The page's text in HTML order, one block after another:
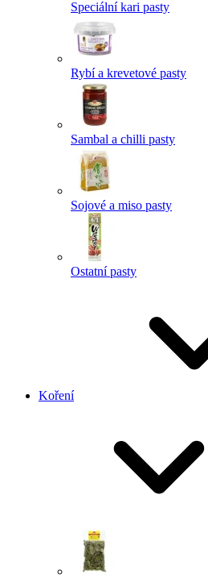
Speciální kari pasty
Rybí a krevetové pasty
Sambal a chilli pasty
Sojové a miso pasty
Ostatní pasty
Koření